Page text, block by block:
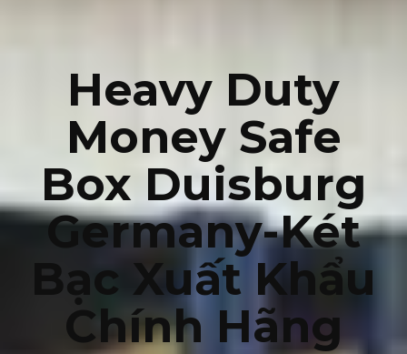
Heavy Duty
Money Safe
Box Duisburg
Germany-Két
Bạc Xuất Khẩu
Chính Hãng